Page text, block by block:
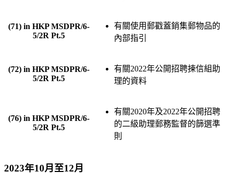
(71) in HKP MSDPR/6-
5/2R Pt.5
有關使用郵戳蓋銷集郵物品的
內部指引
(72) in HKP MSDPR/6-
5/2R Pt.5
有關2022年公開招聘揀信組助
理的資料
(76) in HKP MSDPR/6-
5/2R Pt.5
有關2020年及2022年公開招聘
的二級助理郵務監督的篩選準
則
2023年10月至12月